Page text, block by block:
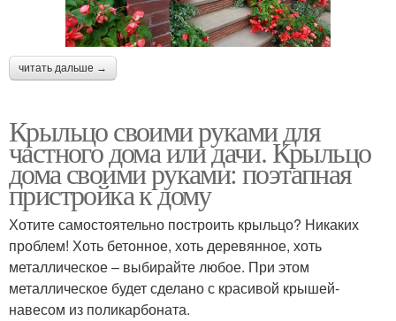
читать дальше →
Крыльцо своими руками для
частного дома или дачи. Крыльцо
дома своими руками: поэтапная
пристройка к дому
Хотите самостоятельно построить крыльцо? Никаких
проблем! Хоть бетонное, хоть деревянное, хоть
металлическое – выбирайте любое. При этом
металлическое будет сделано с красивой крышей-
навесом из поликарбоната.